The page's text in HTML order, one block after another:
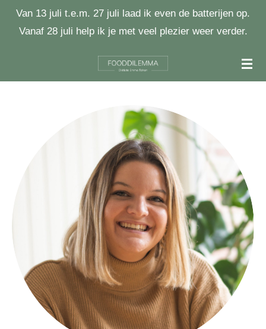
Ga
direct
hoofdinhoud
Van 13 juli t.e.m. 27 juli laad ik even de batterijen op.
Vanaf 28 juli help ik je met veel plezier weer verder.